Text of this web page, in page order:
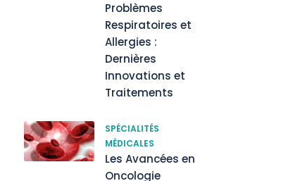
Problèmes
Respiratoires et
Allergies :
Dernières
Innovations et
Traitements
SPÉCIALITÉS
MÉDICALES
Les Avancées en
Oncologie